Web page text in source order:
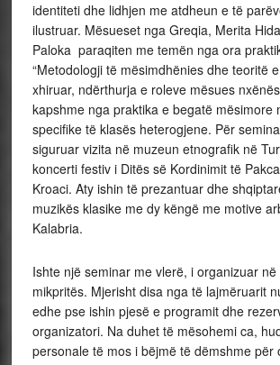
identiteti dhe lidhjen me atdheun e të
ilustruar. Mësueset nga Greqia, Merita
Paloka paraqiten me temën nga ora
“Metodologji të mësimdhënies dhe teoritë
xhiruar, ndërthurja e roleve mësues
kapshme nga praktika e begatë mësimore
specifike të klasës heterogjene. Për
siguruar vizita në muzeun etnografik në
koncerti festiv i Ditës së Kordinimit të
Kroaci. Aty ishin të prezantuar dhe
muzikës klasike me dy këngë me motive
Kalabria.
Ishte një seminar me vlerë, i organizuar
mikpritës. Mjerisht disa nga të lajmëruarit
edhe pse ishin pjesë e programit dhe
organizatori. Na duhet të mësohemi ca,
personale të mos i bëjmë të dëmshme për